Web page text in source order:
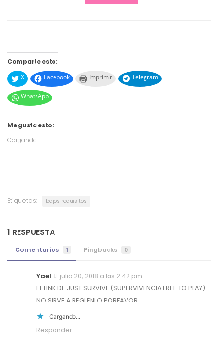
Comparte esto:
X
Facebook Imprimir Telegram
WhatsApp
Me gusta esto:
Cargando...
Etiquetas: bajos requisitos
1 RESPUESTA
Comentarios 1 Pingbacks 0
Yael
julio 20, 2018 a las 2:42 pm
EL LINK DE JUST SURVIVE (SUPERVIVENCIA FREE TO PLAY)
NO SIRVE A REGLENLO PORFAVOR
Cargando...
Responder